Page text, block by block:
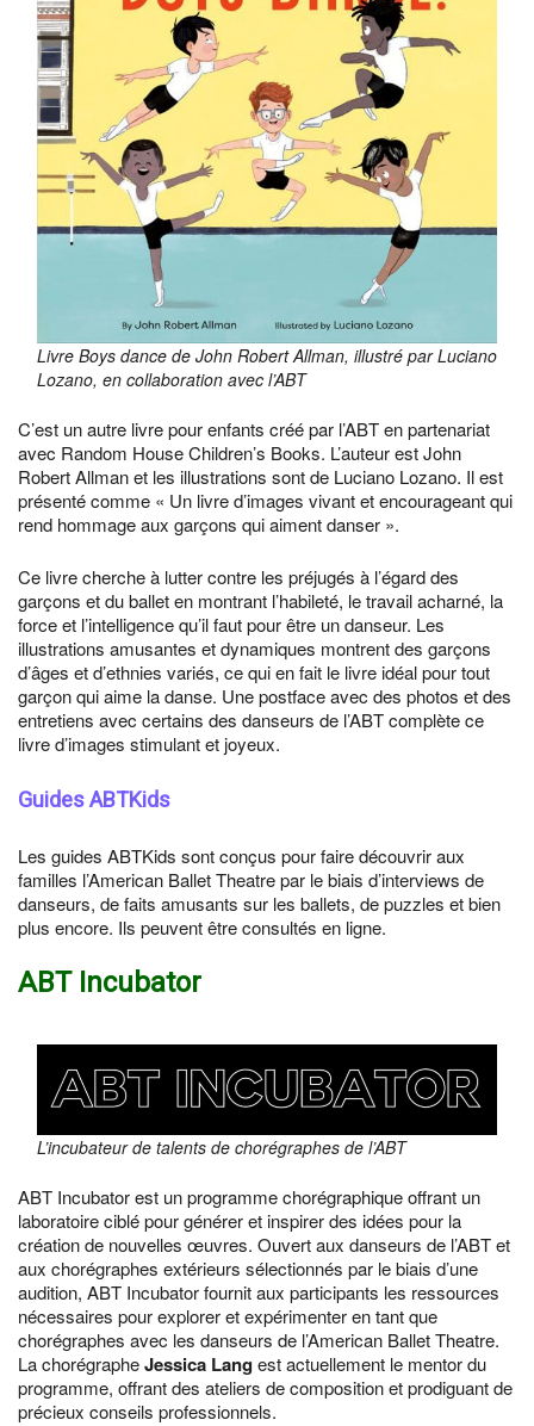
Livre Boys dance de John Robert Allman, illustré par Luciano
Lozano, en collaboration avec l’ABT
C’est un autre livre pour enfants créé par l’ABT en partenariat
avec Random House Children’s Books. L’auteur est John
Robert Allman et les illustrations sont de Luciano Lozano. Il est
présenté comme « Un livre d’images vivant et encourageant qui
rend hommage aux garçons qui aiment danser ».
Ce livre cherche à lutter contre les préjugés à l’égard des
garçons et du ballet en montrant l’habileté, le travail acharné, la
force et l’intelligence qu’il faut pour être un danseur. Les
illustrations amusantes et dynamiques montrent des garçons
d’âges et d’ethnies variés, ce qui en fait le livre idéal pour tout
garçon qui aime la danse. Une postface avec des photos et des
entretiens avec certains des danseurs de l’ABT complète ce
livre d’images stimulant et joyeux.
Guides ABTKids
Les guides ABTKids sont conçus pour faire découvrir aux
familles l’American Ballet Theatre par le biais d’interviews de
danseurs, de faits amusants sur les ballets, de puzzles et bien
plus encore. Ils peuvent être consultés en ligne.
ABT Incubator
L’incubateur de talents de chorégraphes de l’ABT
ABT Incubator est un programme chorégraphique offrant un
laboratoire ciblé pour générer et inspirer des idées pour la
création de nouvelles œuvres. Ouvert aux danseurs de l’ABT et
aux chorégraphes extérieurs sélectionnés par le biais d’une
audition, ABT Incubator fournit aux participants les ressources
nécessaires pour explorer et expérimenter en tant que
chorégraphes avec les danseurs de l’American Ballet Theatre.
La chorégrapheJessica Langest actuellement le mentor du
programme, offrant des ateliers de composition et prodiguant de
précieux conseils professionnels.